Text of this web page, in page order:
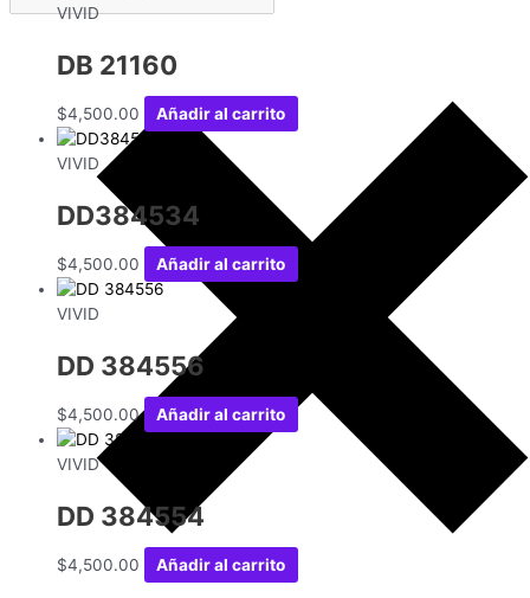
VIVID
DB 21160
$4,500.00 Añadir al carrito
VIVID
DD384534
$4,500.00 Añadir al carrito
VIVID
DD 384556
$4,500.00 Añadir al carrito
VIVID
DD 384554
$4,500.00 Añadir al carrito